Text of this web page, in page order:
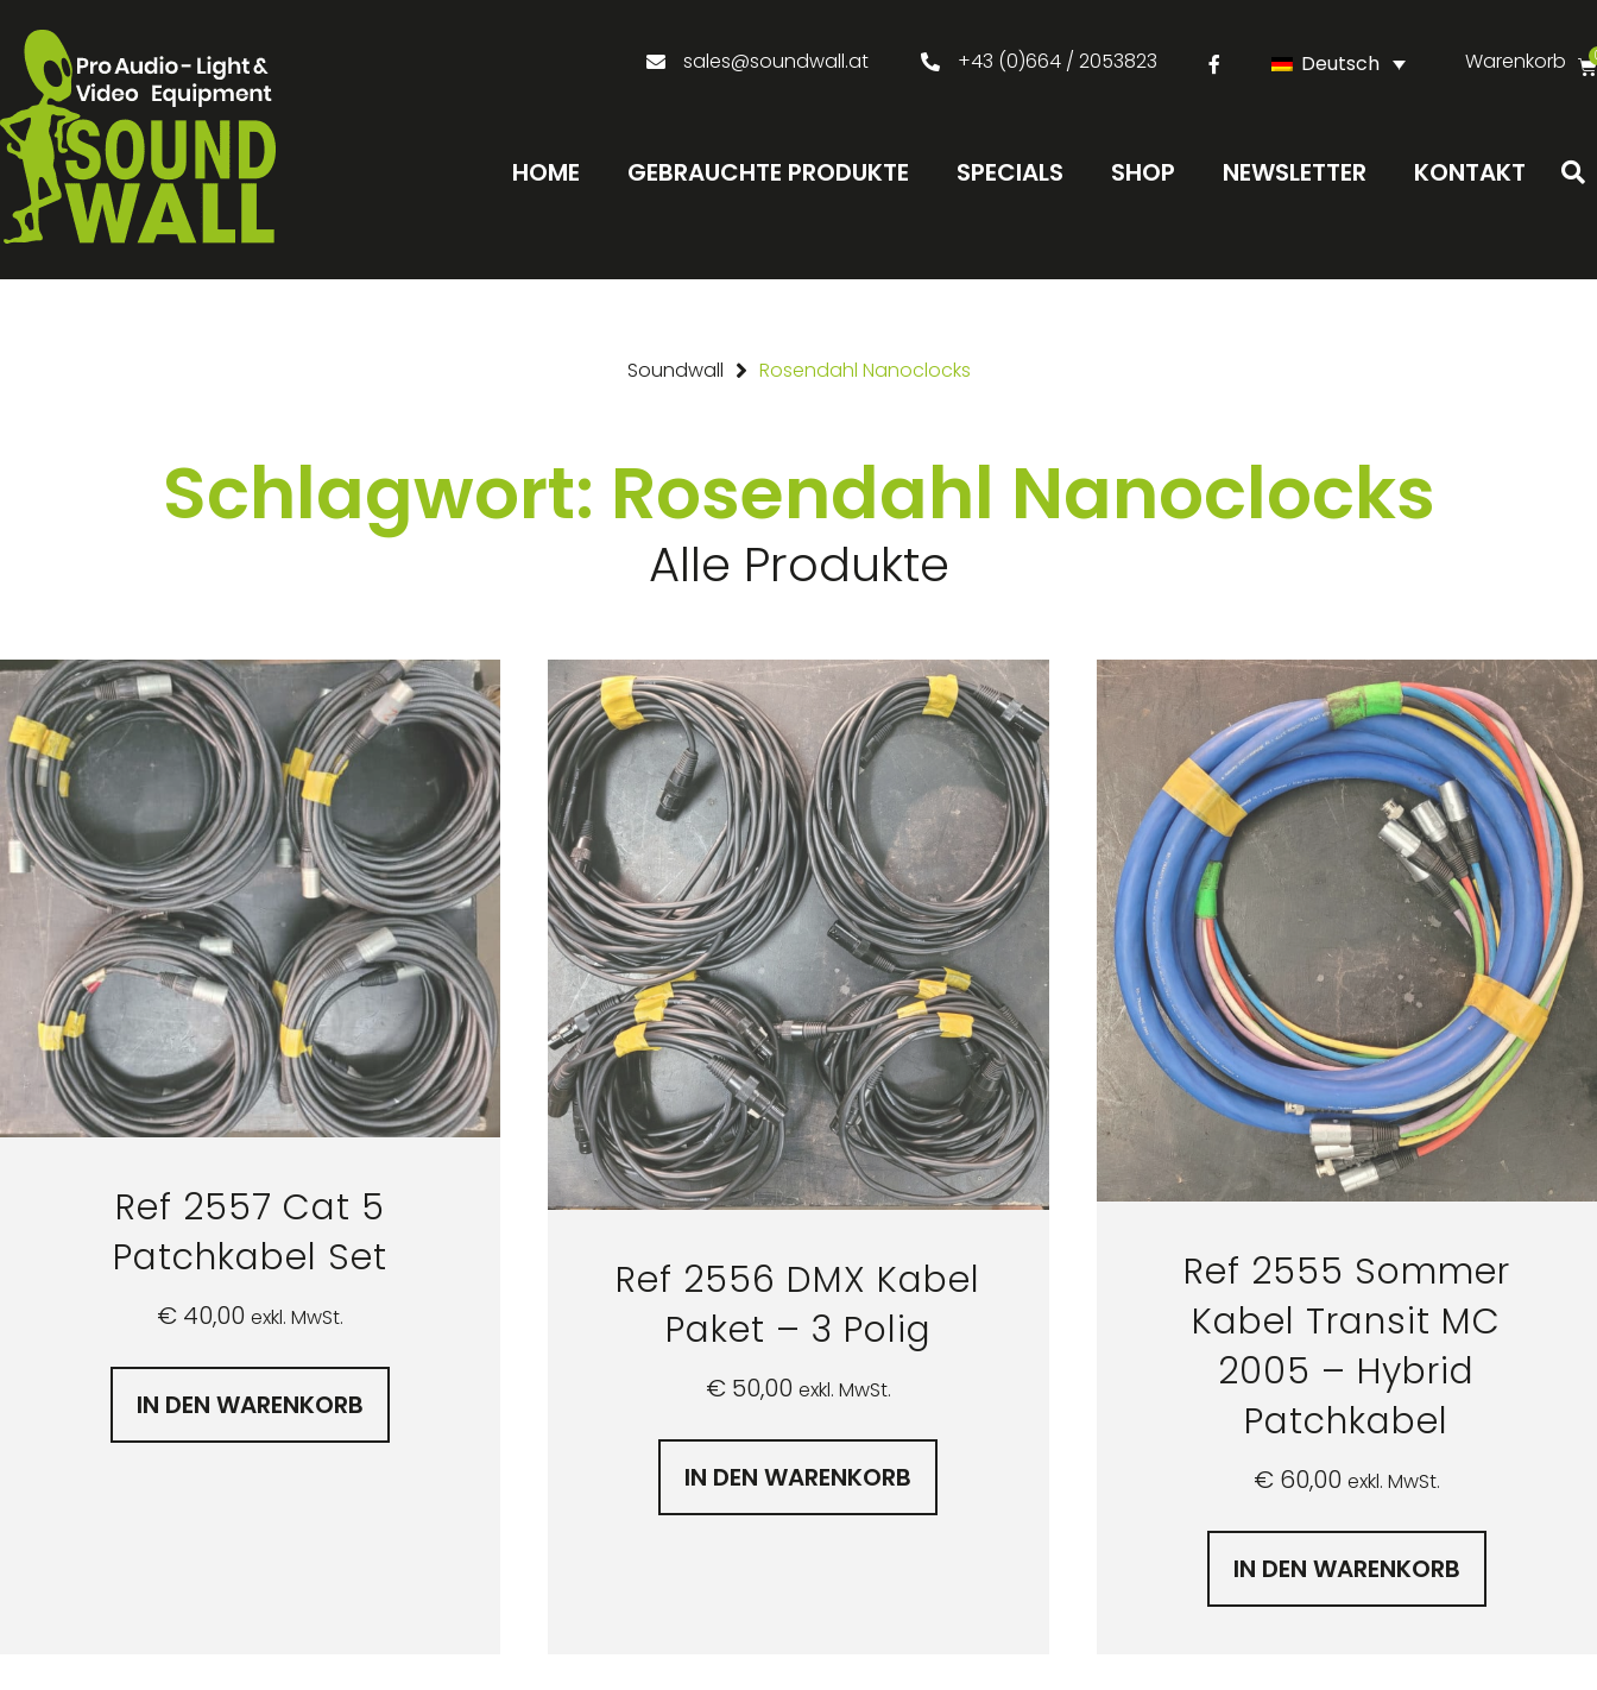
sales@soundwall.at +43 (0)664 / 2053823 Deutsch Warenkorb
HOME GEBRAUCHTE PRODUKTE SPECIALS SHOP NEWSLETTER KONTAKT
Soundwall Rosendahl Nanoclocks
Schlagwort: Rosendahl Nanoclocks
Alle Produkte
Ref 2557 Cat 5
Patchkabel Set
€ 40,00 exkl. MwSt.
IN DEN WARENKORB
Ref 2556 DMX Kabel
Paket – 3 Polig
€50,00 exkl. MwSt.
IN DEN WARENKORB
Ref 2555 Sommer
Kabel Transit MC
2005 – Hybrid
Patchkabel
€60,00 exkl. MwSt.
IN DEN WARENKORB